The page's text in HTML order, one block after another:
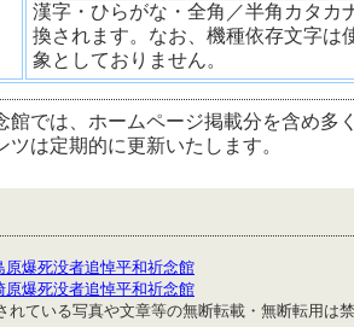
漢字・ひらがな・全角／半角カタカ
換されます。なお、機種依存文字は
象としておりません。
では、ホームページ掲載分を含め多
は定期的に更新いたします。
原爆死没者追悼平和祈念館
原爆死没者追悼平和祈念館
れている写真や文章等の無断転載・無断転用は